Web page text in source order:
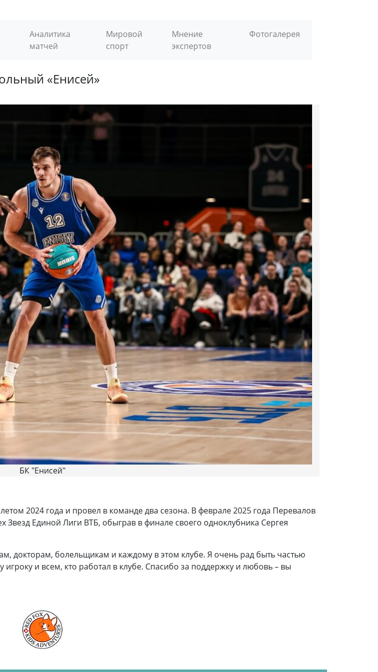
Аналитика
матчей
Мировой
спорт
Мнение
экспертов
Фотогалерея
«Енисей»
БК "Енисей"
2024 года и провел в команде два сезона. В феврале 2025 года Перевалов
Звезд Единой Лиги ВТБ, обыграв в финале своего одноклубника Сергея
докторам, болельщикам и каждому в этом клубе. Я очень рад быть частью
и всем, кто работал в клубе. Спасибо за поддержку и любовь – вы